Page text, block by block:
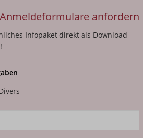
anfordern
Infopaket direkt als Download